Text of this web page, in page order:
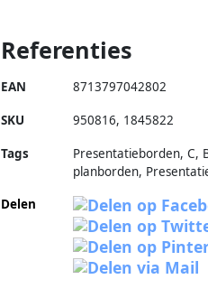
Referenties
EAN 8713797042802
SKU 950816, 1845822
Tags
Presentatieborden, C,
planborden,
Delen